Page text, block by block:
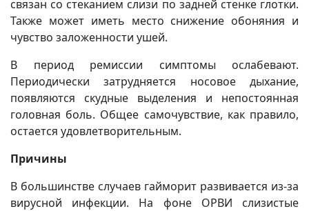
связан со стеканием слизи по задней стенке глотки.
Также может иметь место снижение обоняния и
чувство заложенности ушей.
В период ремиссии симптомы ослабевают.
Периодически затрудняется носовое дыхание,
появляются скудные выделения и непостоянная
головная боль. Общее самочувствие, как правило,
остается удовлетворительным.
Причины
В большинстве случаев гайморит развивается из-за
вирусной инфекции. На фоне ОРВИ слизистые